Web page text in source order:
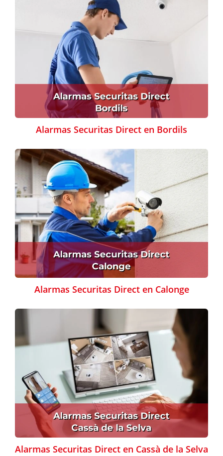
Alarmas Securitas Direct en Bordils
Alarmas Securitas Direct en Calonge
Alarmas Securitas Direct en Cassà de la Selva